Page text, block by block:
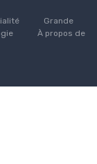
Grande
À propos de